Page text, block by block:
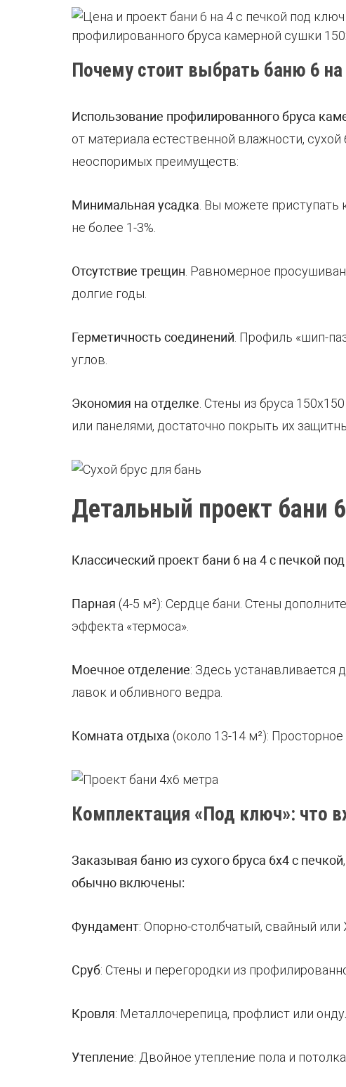
Почему стоит выбрать баню 6 на
Использование профилированного бруса
от материала естественной влажности,
неоспоримых преимуществ:
Минимальная усадка . Вы можете
не более 1-3%.
Отсутствие трещин . Равномерное
долгие годы.
Герметичность соединений . Профиль «шип-
углов.
Экономия на отделке . Стены из бруса
или панелями, достаточно покрыть их
Детальный проект бани
Классический проект бани 6 на 4 с печкой
Парная (4-5 м²): Сердце бани. Стены
эффекта «термоса».
Моечное отделение: Здесь устанавливается
лавок и обливного ведра.
Комната отдыха (около 13-14 м²):
Комплектация «Под ключ»: что
Заказывая баню из сухого бруса 6х4 с печкой,
обычно включены:
Фундамент: Опорно-столбчатый, свайный или
Сруб: Стены и перегородки из
Кровля: Металлочерепица, профлист или
Утепление: Двойное утепление пола и